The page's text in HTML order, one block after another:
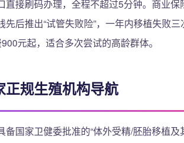
直接刷码办理，全程不超过5分钟。商业保
先后推出“试管失败险”，一年内移植失败
元起，适合多次尝试的高龄群体。
正规生殖机构导航
备国家卫健委批准的“体外受精/胚胎移植及